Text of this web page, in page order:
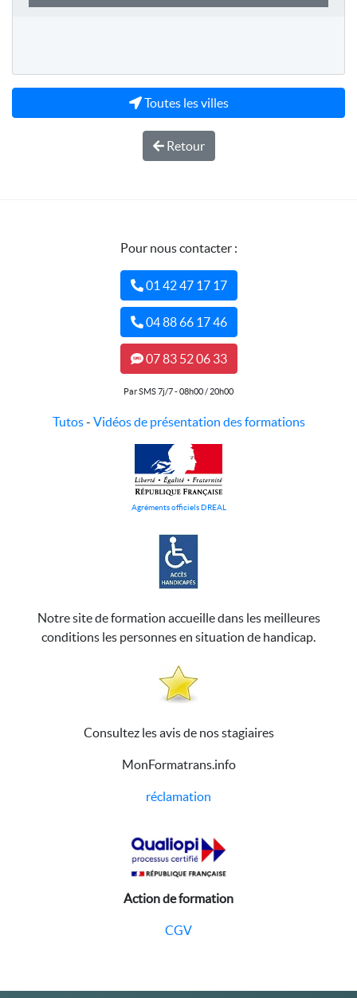
Toutes les villes
Retour
Pour nous contacter :
01 42 47 17 17
04 88 66 17 46
07 83 52 06 33
Par SMS 7j/7 - 08h00 / 20h00
Tutos- Vidéos de présentation des formations
Agréments officiels DREAL
Notre site de formation accueille dans les meilleures
conditions les personnes en situation de handicap.
Consultez les avis de nos stagiaires
MonFormatrans.info
réclamation
Action de formation
CGV